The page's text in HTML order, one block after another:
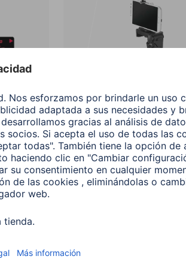
Accesorios para cámaras
móvil